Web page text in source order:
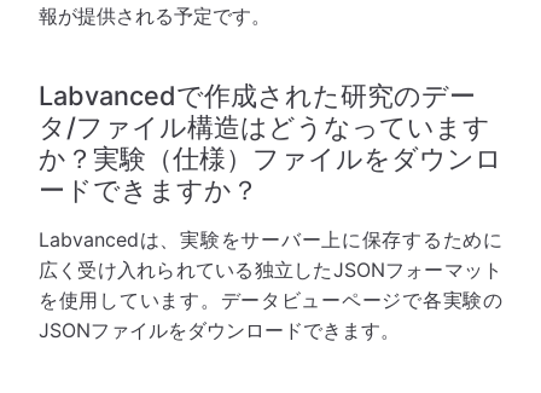
報が提供される予定です。
Labvancedで作成された研究のデー
タ/ファイル構造はどうなっています
か？実験（仕様）ファイルをダウンロ
ードできますか？
Labvancedは、実験をサーバー上に保存するために
広く受け入れられている独立したJSONフォーマット
を使用しています。データビューページで各実験の
JSONファイルをダウンロードできます。